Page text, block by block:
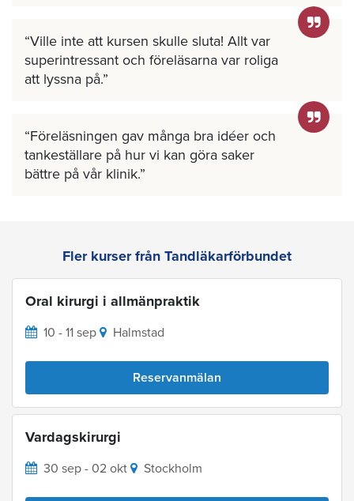
Ville inte att kursen skulle sluta! Allt var
superintressant och föreläsarna var roliga
att lyssna på.
Föreläsningen gav många bra idéer och
tankeställare på hur vi kan göra saker
bättre på vår klinik.
Fler kurser från Tandläkarförbundet
Oral kirurgi i allmänpraktik
10 - 11 sep Halmstad
Reservanmälan
Vardagskirurgi
30 sep - 02 okt Stockholm